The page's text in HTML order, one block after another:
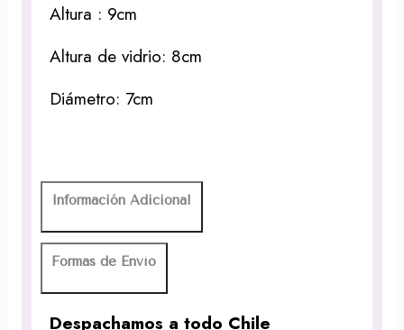
Altura : 9cm
Altura de vidrio: 8cm
Diámetro: 7cm
Información Adicional
Formas de Envío
Despachamos a todo Chile